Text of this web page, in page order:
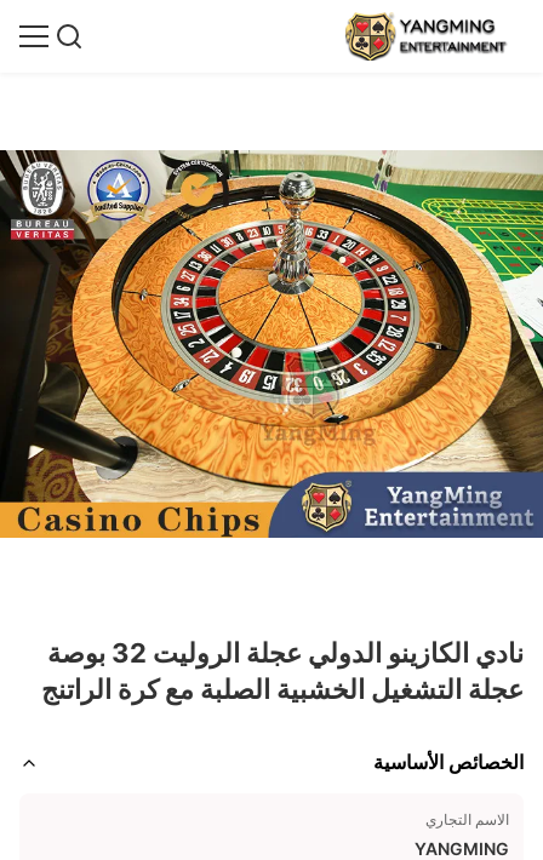
نادي الكازينو الدولي عجلة الروليت 32 بوصة
عجلة التشغيل الخشبية الصلبة مع كرة الراتنج
الخصائص الأساسية
الاسم التجاري
YANGMING